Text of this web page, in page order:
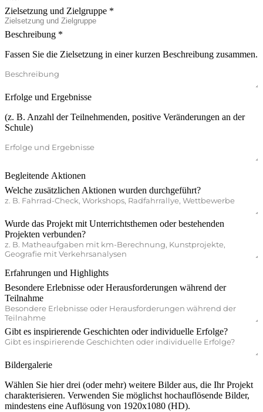
Zielsetzung und Zielgruppe
Beschreibung
Fassen Sie die Zielsetzung in einer kurzen Beschreibung zusammen.
Erfolge und Ergebnisse
(z. B. Anzahl der Teilnehmenden, positive Veränderungen an der
Schule)
Begleitende Aktionen
Welche zusätzlichen Aktionen wurden durchgeführt?
Wurde das Projekt mit Unterrichtsthemen oder bestehenden
Projekten verbunden?
Erfahrungen und Highlights
Besondere Erlebnisse oder Herausforderungen während der
Teilnahme
Gibt es inspirierende Geschichten oder individuelle Erfolge?
Bildergalerie
Wählen Sie hier drei (oder mehr) weitere Bilder aus, die Ihr Projekt
charakterisieren. Verwenden Sie möglichst hochauflösende Bilder,
mindestens eine Auflösung von 1920x1080 (HD).